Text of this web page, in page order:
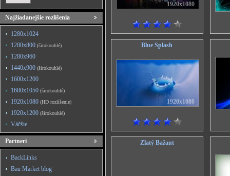
Najžiadanejšie rozlíšenia
1280x1024
1280x800 (širokouhlé)
1280x960
1440x900 (širokouhlé)
1600x1200
1680x1050 (širokouhlé)
1920x1080 (HD rozlíšenie)
1920x1200 (širokouhlé)
Väčšie
Partneri
BackLinks
Bau Market blog
1920x1080
Blue Splash
1920x1080
Zlatý Bažant